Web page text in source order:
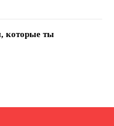
которые ты